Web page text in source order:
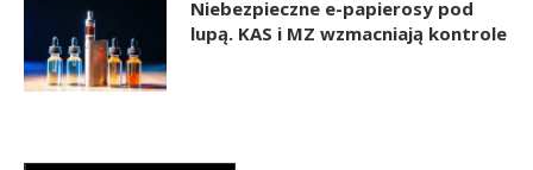
Niebezpieczne e-papierosy pod
lupą. KAS i MZ wzmacniają kontrole